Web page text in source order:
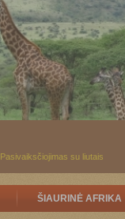
Pasivaiksčiojimas su liutais
ŠIAURINĖ AFRIKA